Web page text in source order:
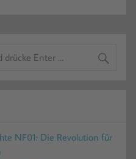
NF01: Die Revolution für